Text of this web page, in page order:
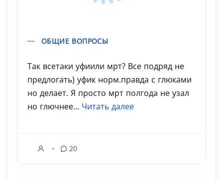
ОБЩИЕ ВОПРОСЫ
Так всетаки уфиили мрт? Все подряд не
предлогать) уфик норм.правда с глюками
но делает. Я просто мрт полгода не узал
но глючнее... Читать далее
20